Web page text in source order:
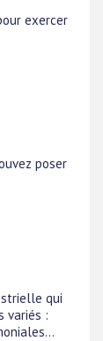
exercer
poser
qui
variés :